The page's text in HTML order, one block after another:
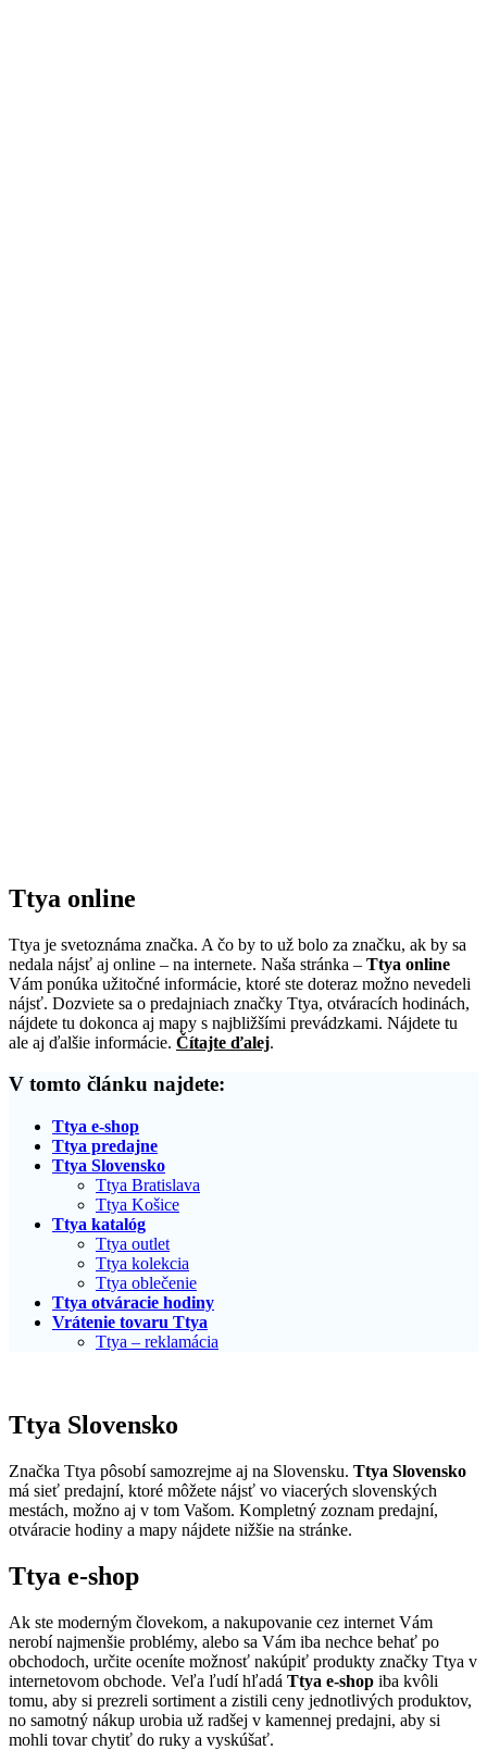
Ttya online
Ttya je svetoznáma značka. A čo by to už bolo za značku, ak by sa
nedala nájsť aj online – na internete. Naša stránka – Ttya online
Vám ponúka užitočné informácie, ktoré ste doteraz možno nevedeli
nájsť. Dozviete sa o predajniach značky Ttya, otváracích hodinách,
nájdete tu dokonca aj mapy s najbližšími prevádzkami. Nájdete tu
ale aj ďalšie informácie. Čítajte ďalej.
V tomto článku najdete:
Ttya e-shop
Ttya predajne
Ttya Slovensko
Ttya Bratislava
Ttya Košice
Ttya katalóg
Ttya outlet
Ttya kolekcia
Ttya oblečenie
Ttya otváracie hodiny
Vrátenie tovaru Ttya
Ttya – reklamácia
Ttya Slovensko
Značka Ttya pôsobí samozrejme aj na Slovensku. Ttya Slovensko
má sieť predajní, ktoré môžete nájsť vo viacerých slovenských
mestách, možno aj v tom Vašom. Kompletný zoznam predajní,
otváracie hodiny a mapy nájdete nižšie na stránke.
Ttya e-shop
Ak ste moderným človekom, a nakupovanie cez internet Vám
nerobí najmenšie problémy, alebo sa Vám iba nechce behať po
obchodoch, určite oceníte možnosť nakúpiť produkty značky Ttya v
internetovom obchode. Veľa ľudí hľadá Ttya e-shop iba kvôli
tomu, aby si prezreli sortiment a zistili ceny jednotlivých produktov,
no samotný nákup urobia už radšej v kamennej predajni, aby si
mohli tovar chytiť do ruky a vyskúšať.